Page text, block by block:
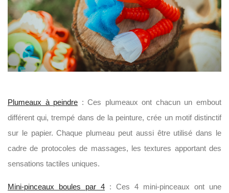
Plumeaux à peindre : Ces plumeaux ont chacun un embout
différent qui, trempé dans de la peinture, crée un motif distinctif
sur le papier. Chaque plumeau peut aussi être utilisé dans le
cadre de protocoles de massages, les textures apportant des
sensations tactiles uniques.
Mini-pinceaux boules par 4 : Ces 4 mini-pinceaux ont une